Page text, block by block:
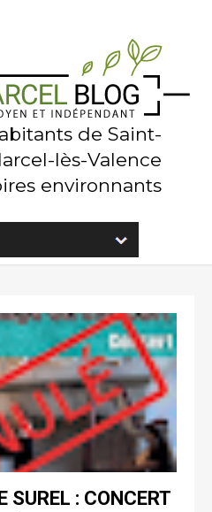
de Saint-
lès-Valence
environnants
SUREL : CONCERT